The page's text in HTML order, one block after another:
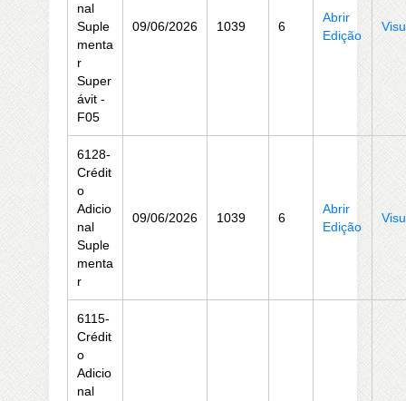
nal
Suple
menta
r
Super
ávit -
F05
09/06/2026 1039 6
Abrir
Edição
6128-
Crédit
o
Adicio
nal
Suple
menta
r
09/06/2026 1039 6
Abrir
Edição
6115-
Crédit
o
Adicio
nal